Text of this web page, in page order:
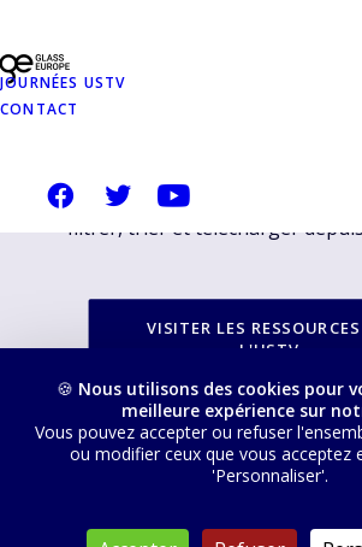
JOURNÉES USTV
CONTACT
Vous pouvez retrouver toutes nos
filtrer, trier et télécharger
VISITER LES
L'USTV
🍪 Nous utilisons des cookies pour
meilleure expérience sur
Vous pouvez accepter ou refuser
ou modifier ceux que vous acceptez
'Personnaliser'.